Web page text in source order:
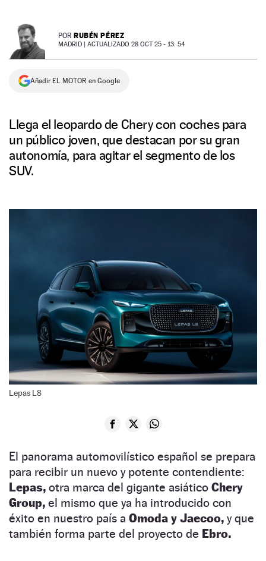
SÍGUENOS
POR RUBÉN PÉREZ
MADRID | ACTUALIZADO 28 OCT 25 - 13: 54
Añadir EL MOTOR en Google
Llega el leopardo de Chery con coches para
un público joven, que destacan por su gran
autonomía, para agitar el segmento de los
SUV.
Lepas L8
El panorama automovilístico español se prepara
para recibir un nuevo y potente contendiente:
Lepas, otra marca del gigante asiático Chery
Group, el mismo que ya ha introducido con
éxito en nuestro país a Omoda y Jaecoo, y que
también forma parte del proyecto de Ebro.